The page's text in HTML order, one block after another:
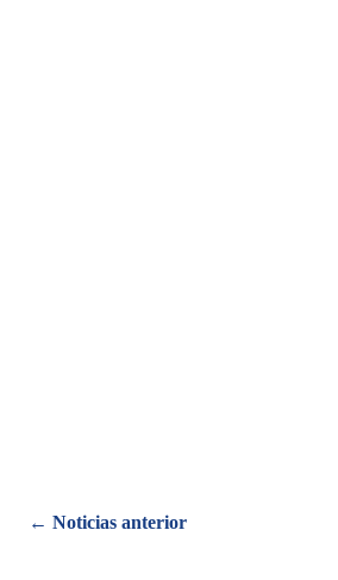
Posts
← Noticias anterior